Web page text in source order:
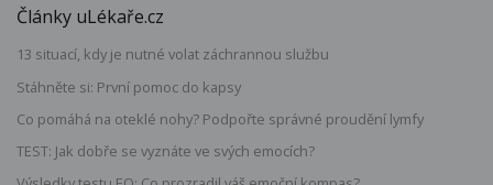
Články uLékaře.cz
13 situací, kdy je nutné volat záchrannou službu
Stáhněte si: První pomoc do kapsy
Co pomáhá na oteklé nohy? Podpořte správné proudění lymfy
TEST: Jak dobře se vyznáte ve svých emocích?